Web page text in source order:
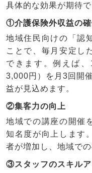
具体的な効果が期待で
①介護保険外収益の
地域住民向けの「認
ことで、毎月安定し
できます。例えば
3,000円）を月3回開
益が見込めます。
②集客力の向上
地域での講座の開催
知名度が向上します
者が増加し、地域で
③スタッフのスキル